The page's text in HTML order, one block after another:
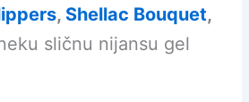
, Shellac Bouquet,
sličnu nijansu gel